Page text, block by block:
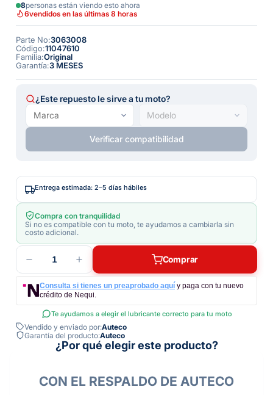
8personas están viendo esto ahora
6vendidos en las últimas 8 horas
Parte No:3063008
Código:11047610
Familia:Original
Garantía:3 MESES
¿Este repuesto le sirve a tu moto?
Verificar compatibilidad
Entrega estimada: 2–5 días hábiles
Compra con tranquilidad
Si no es compatible con tu moto, te ayudamos a cambiarla sin
costo adicional.
1 Comprar
Consulta si tienes un preaprobado aquí y paga con tu nuevo
crédito de Nequi.
Te ayudamos a elegir el lubricante correcto para tu moto
Vendido y enviado por:Auteco
Garantía del producto:Auteco
¿Por qué elegir este producto?
CON EL RESPALDO DE AUTECO